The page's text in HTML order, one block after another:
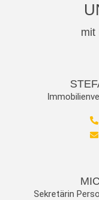
mit
Sekretärin